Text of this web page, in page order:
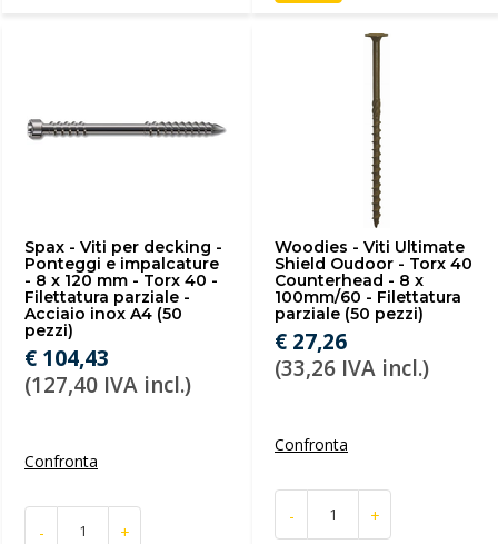
Spax - Viti per decking -
Ponteggi e impalcature
- 8 x 120 mm - Torx 40 -
Filettatura parziale -
Acciaio inox A4 (50
pezzi)
€ 104,43
(127,40 IVA incl.)
Confronta
- +
Woodies - Viti Ultimate
Shield Oudoor - Torx 40
Counterhead - 8 x
100mm/60 - Filettatura
parziale (50 pezzi)
€ 27,26
(33,26 IVA incl.)
Confronta
- +